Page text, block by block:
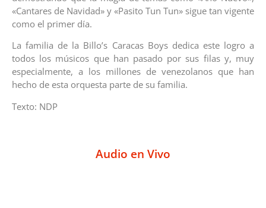
«Cantares de Navidad» y «Pasito Tun Tun» sigue tan vigente
como el primer día.
La familia de la Billo’s Caracas Boys dedica este logro a
todos los músicos que han pasado por sus filas y, muy
especialmente, a los millones de venezolanos que han
hecho de esta orquesta parte de su familia.
Texto: NDP
Audio en Vivo